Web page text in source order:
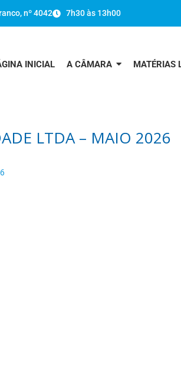
nº 4042 7h30 às 13h00
INICIAL A CÂMARA MATÉRIAS
LTDA – MAIO 2026